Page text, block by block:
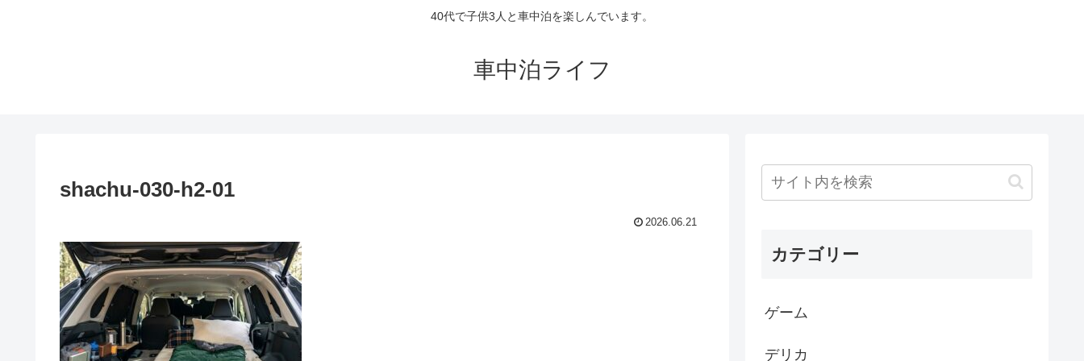
40代で子供3人と車中泊を楽しんでいます。
車中泊ライフ
shachu-030-h2-01
2026.06.21
カテゴリー
ゲーム
デリカ